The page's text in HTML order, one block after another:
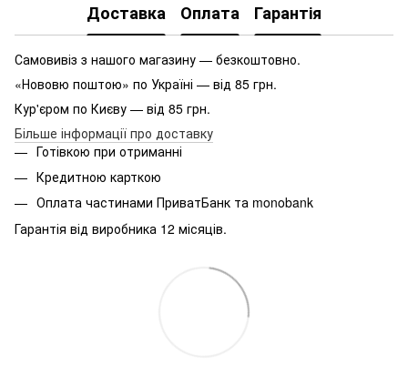
Доставка Оплата Гарантія
Самовивіз з нашого магазину — безкоштовно.
«Нововю поштою» по Україні — від 85 грн.
Кур'єром по Києву — від 85 грн.
Більше інформації про доставку
Готівкою при отриманні
Кредитною карткою
Оплата частинами ПриватБанк та monobank
Гарантія від виробника 12 місяців.